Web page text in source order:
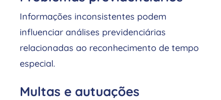
Informações inconsistentes podem
influenciar análises previdenciárias
relacionadas ao reconhecimento de tempo
especial.
Multas e autuações